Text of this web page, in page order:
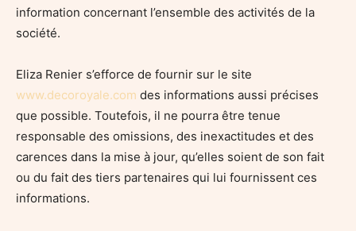
information concernant l’ensemble des activités de la
société.
Eliza Renier s’efforce de fournir sur le site
www.decoroyale.com des informations aussi précises
que possible. Toutefois, il ne pourra être tenue
responsable des omissions, des inexactitudes et des
carences dans la mise à jour, qu’elles soient de son fait
ou du fait des tiers partenaires qui lui fournissent ces
informations.